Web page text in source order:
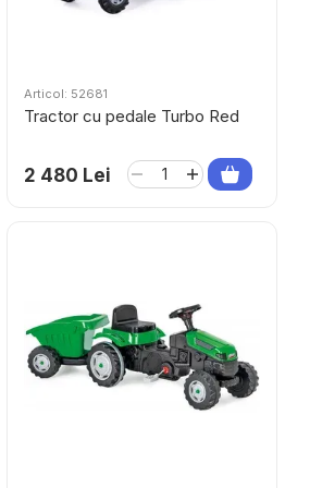
Articol: 52681
Tractor cu pedale Turbo Red
2 480 Lei